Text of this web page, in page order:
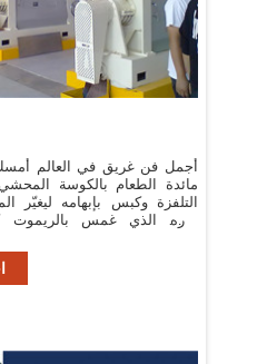
أجمل فن غريق في العالم
مائدة الطعام بالكوسة
التلفزة وكبس بإبهامه
جاره الذي غمس